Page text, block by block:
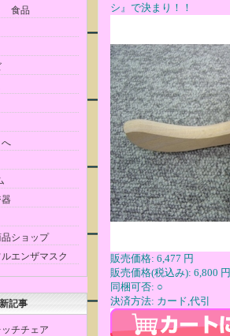
シ』で決まり！！
販売価格: 6,477 円
販売価格(税込み): 6,800 円
同梱可否: ○
決済方法: カード,代引
食品
器
ショップ
エンザマスク
記事
チチェア